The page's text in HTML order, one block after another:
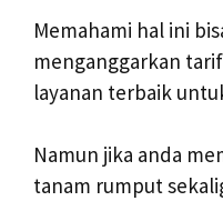
Memahami hal ini
menganggarkan
layanan terbaik
Namun jika anda
tanam rumput